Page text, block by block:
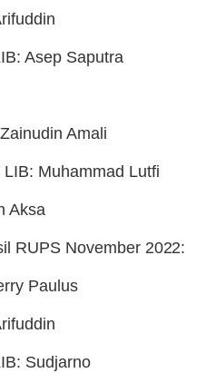
Asep Saputra
Amali
Muhammad Lutfi
Aksa
RUPS November 2022:
Paulus
Sudjarno